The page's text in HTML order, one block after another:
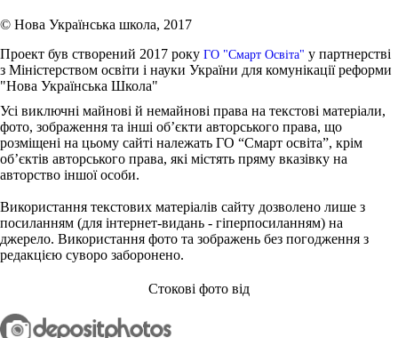
© Нова Українська школа, 2017
Проект був створений 2017 року ГО "Смарт Освіта" у партнерстві
з Міністерством освіти і науки України для комунікації реформи
"Нова Українська Школа"
Усі виключні майнові й немайнові права на текстові матеріали,
фото, зображення та інші об’єкти авторського права, що
розміщені на цьому сайті належать ГО “Смарт освіта”, крім
об’єктів авторського права, які містять пряму вказівку на
авторство іншої особи.
Використання текстових матеріалів сайту дозволено лише з
посиланням (для інтернет-видань - гіперпосиланням) на
джерело. Використання фото та зображень без погодження з
редакцією суворо заборонено.
Стокові фото від